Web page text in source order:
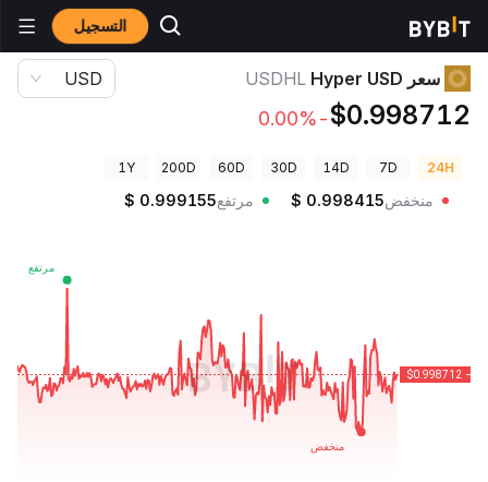
التسجيل أسعار العملات الرقمية
سعر Hyper USD USDHL
$0.998712
-0.00%
USD
24H
7D
14D
30D
60D
200D
1Y
منخفض $ 0.998415 مرتفع $ 0.999155